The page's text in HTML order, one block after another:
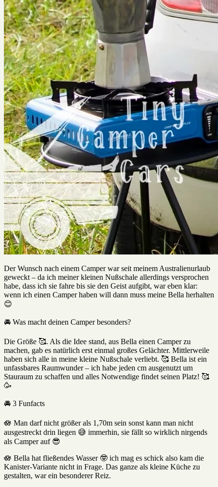
Der Wunsch nach einem Camper war seit meinem Australienurlaub
geweckt – da ich meiner kleinen Nußschale allerdings versprochen
habe, dass ich sie fahre bis sie den Geist aufgibt, war eben klar:
wenn ich einen Camper haben will dann muss meine Bella herhalten
😊
🚘 Was macht deinen Camper besonders?
Die Größe 🥰. Als die Idee stand, aus Bella einen Camper zu
machen, gab es natürlich erst einmal großes Gelächter. Mittlerweile
haben sich alle in meine kleine Nußschale verliebt. 🥰 Bella ist ein
unfassbares Raumwunder – ich habe jeden cm ausgenutzt um
Stauraum zu schaffen und alles Notwendige findet seinen Platz! 🥰
🥳
🚘 3 Funfacts
🪷 Man darf nicht größer als 1,70m sein sonst kann man nicht
ausgestreckt drin liegen 😅 immerhin, sie fällt so wirklich nirgends
als Camper auf 😎
🪷 Bella hat fließendes Wasser 🤓 ich mag es schick also kam die
Kanister-Variante nicht in Frage. Das ganze als kleine Küche zu
gestalten, war ein besonderer Reiz.